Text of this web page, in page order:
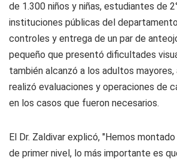
de 1.300 niños y niñas, estudiantes de
instituciones públicas del
controles y entrega de un par de
pequeño que presentó dificultades
también alcanzó a los adultos mayores,
realizó evaluaciones y operaciones de
en los casos que fueron necesarios.
El Dr. Zaldivar explicó, "Hemos
de primer nivel, lo más importante es